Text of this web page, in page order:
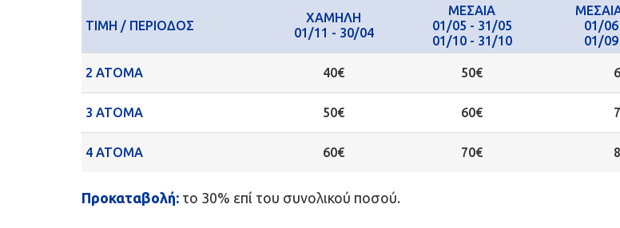
ΤΙΜΗ / ΠΕΡΙΟΔΟΣ
ΧΑΜΗΛΗ
01/11 - 30/04
ΜΕΣΑΙΑ
01/05 - 31/05
01/10 - 31/10
01/
01/
2 ΑΤΟΜΑ 40€ 50€
3 ΑΤΟΜΑ 50€ 60€
4 ΑΤΟΜΑ 60€ 70€
Προκαταβολή: το 30% επί του συνολικού ποσού.